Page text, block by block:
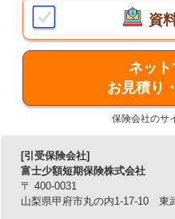
【特長2】簡単な2つの
2つの告知が「いいえ」で
【特長3】89歳までお申
20歳から89歳までお申込み
【特長4】ネットで簡単
89歳までネットでお見積り
資
ネット
お見積り
保険会社のサ
[引受保険会社]
富士少額短期保険株式会社
〒 400-0031
山梨県甲府市丸の内1-17-10 東